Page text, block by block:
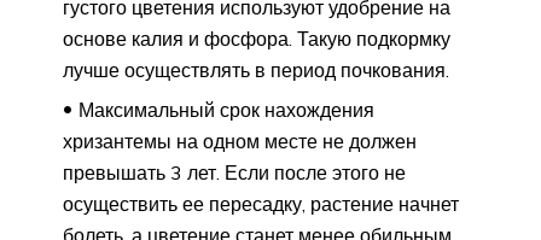
густого цветения используют удобрение на
основе калия и фосфора. Такую подкормку
лучше осуществлять в период почкования.
Максимальный срок нахождения
хризантемы на одном месте не должен
превышать 3 лет. Если после этого не
осуществить ее пересадку, растение начнет
болеть, а цветение станет менее обильным.